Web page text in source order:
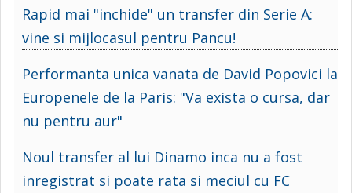
Rapid mai "inchide" un transfer din Serie A:
vine si mijlocasul pentru Pancu!
Performanta unica vanata de David Popovici la
Europenele de la Paris: "Va exista o cursa, dar
nu pentru aur"
Noul transfer al lui Dinamo inca nu a fost
inregistrat si poate rata si meciul cu FC